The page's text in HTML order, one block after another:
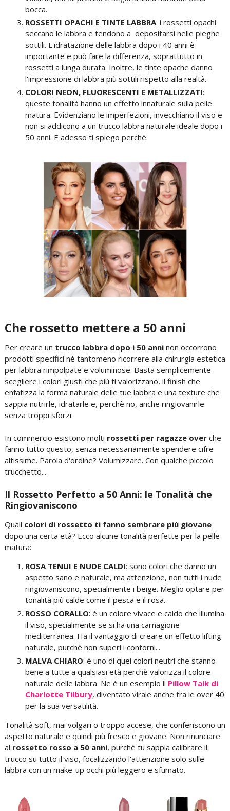
bocca.
ROSSETTI OPACHI E TINTE LABBRA: i rossetti opachi
seccano le labbra e tendono a depositarsi nelle pieghe
sottili. L'idratazione delle labbra dopo i 40 anni è
importante e può fare la differenza, soprattutto in
rossetti a lunga durata. Inoltre, le tinte opache danno
l'impressione di labbra più sottili rispetto alla realtà.
COLORI NEON, FLUORESCENTI E METALLIZZATI:
queste tonalità hanno un effetto innaturale sulla pelle
matura. Evidenziano le imperfezioni, invecchiano il viso e
non si addicono a un trucco labbra naturale ideale dopo i
50 anni. E adesso ti spiego perchè.
Che rossetto mettere a 50 anni
Per creare un trucco labbra dopo i 50 anninon occorrono
prodotti specifici nè tantomeno ricorrere alla chirurgia estetica
per labbra rimpolpate e voluminose. Basta semplicemente
scegliere i colori giusti che più ti valorizzano, il finish che
enfatizza la forma naturale delle tue labbra e una texture che
sappia nutrirle, idratarle e, perchè no, anche ringiovanirle
senza troppi sforzi.
In commercio esistono molti rossetti per ragazze overche
fanno tutto questo, senza necessariamente spendere cifre
altissime. Parola d'ordine? Volumizzare. Con qualche piccolo
trucchetto...
Il Rossetto Perfetto a 50 Anni: le Tonalità che
Ringiovaniscono
Quali colori di rossetto ti fanno sembrare più giovane
dopo una certa età? Ecco alcune tonalità perfette per la pelle
matura:
ROSA TENUI E NUDE CALDI: sono colori che danno un
aspetto sano e naturale, ma attenzione, non tutti i nude
ringiovaniscono, specialmente i beige. Meglio optare per
tonalità più calde come il pesca e il rosa.
ROSSO CORALLO: è un colore vivace e caldo che illumina
il viso, specialmente se si ha una carnagione
mediterranea. Ha il vantaggio di creare un effetto lifting
naturale, purchè non superi i contorni...
MALVA CHIARO: è uno di quei colori neutri che stanno
bene a tutte a qualsiasi età perchè valorizza il colore
naturale delle labbra. Ne è un esempio il Pillow Talk di
Charlotte Tilbury, diventato virale anche tra le over 40
per la sua versatilità.
Tonalità soft, mai volgari o troppo accese, che conferiscono un
aspetto naturale e quindi più fresco e giovane. Non rinunciare
al rossetto rosso a 50 anni, purchè tu sappia calibrare il
trucco su tutto il viso, focalizzando l'attenzione solo sulle
labbra con un make-up occhi più leggero e sfumato.